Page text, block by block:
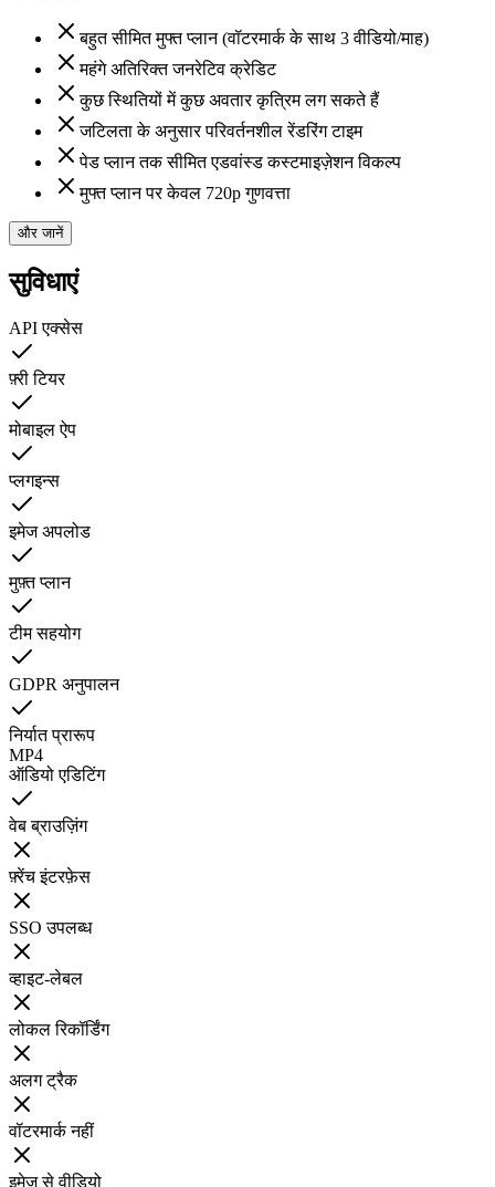
बहुत सीमित मुफ्त प्लान (वॉटरमार्क के साथ 3 वीडियो/माह)
महंगे अतिरिक्त जनरेटिव क्रेडिट
कुछ स्थितियों में कुछ अवतार कृत्रिम लग सकते हैं
जटिलता के अनुसार परिवर्तनशील रेंडरिंग टाइम
पेड प्लान तक सीमित एडवांस्ड कस्टमाइज़ेशन विकल्प
मुफ्त प्लान पर केवल 720p गुणवत्ता
और जानें
सुविधाएं
API एक्सेस
फ़्री टियर
मोबाइल ऐप
प्लगइन्स
इमेज अपलोड
मुफ़्त प्लान
टीम सहयोग
GDPR अनुपालन
निर्यात प्रारूप
MP4
ऑडियो एडिटिंग
वेब ब्राउज़िंग
फ़्रेंच इंटरफ़ेस
SSO उपलब्ध
व्हाइट-लेबल
लोकल रिकॉर्डिंग
अलग ट्रैक
वॉटरमार्क नहीं
इमेज से वीडियो